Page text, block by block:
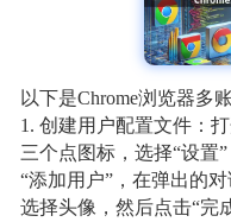
以下是Chrome浏览器多
1. 创建用户配置文件：
三个点图标，选择“设置
“添加用户”，在弹出的
选择头像，然后点击“完